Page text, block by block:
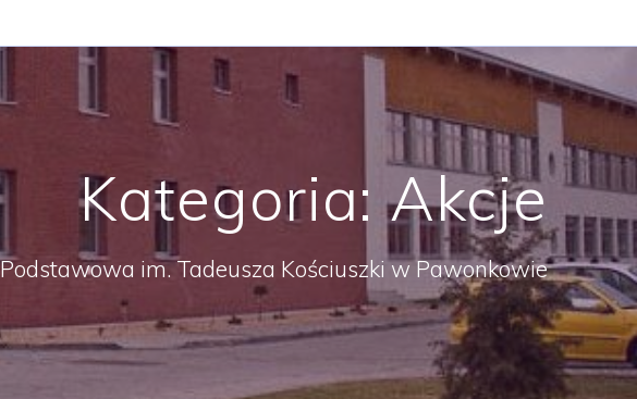
Kategoria:Akcje
Podstawowa im. Tadeusza Kościuszki w Pawonkowie